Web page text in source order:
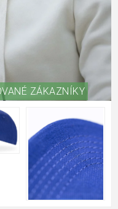
ZÁKAZNÍKY